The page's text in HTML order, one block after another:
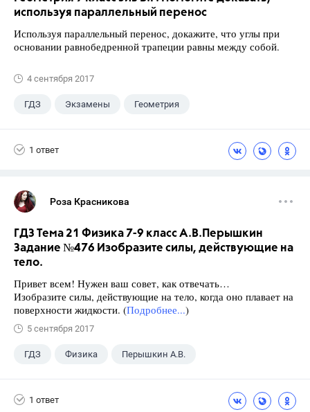
используя параллельный перенос
Используя параллельный перенос, докажите, что углы при
основании равнобедренной трапеции равны между собой.
4 сентября 2017
ГДЗ Экзамены Геометрия
1 ответ
Роза Красникова
ГДЗ Тема 21 Физика 7-9 класс А.В.Перышкин
Задание №476 Изобразите силы, действующие на
тело.
Привет всем! Нужен ваш совет, как отвечать…
Изобразите силы, действующие на тело, когда оно плавает на
поверхности жидкости. (Подробнее...)
5 сентября 2017
ГДЗ Физика Перышкин А.В.
1 ответ